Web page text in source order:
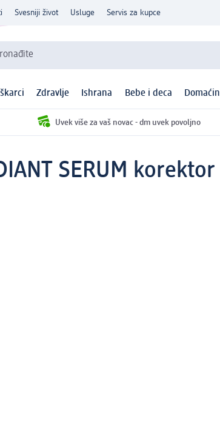
Svesniji život Usluge Servis za kupce
Zdravlje Ishrana Bebe i deca
Uvek više za vaš novac - dm uvek povoljno
SERUM korektor